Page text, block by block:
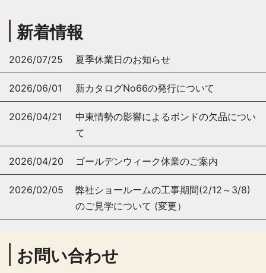
新着情報
2026/07/25 夏季休業日のお知らせ
2026/06/01 新カタログNo66の発行について
2026/04/21
中東情勢の影響によるボンドの欠品につい
て
2026/04/20 ゴールデンウィーク休業のご案内
2026/02/05
弊社ショールームの工事期間(2/12～3/8)
のご見学について (変更）
お問い合わせ